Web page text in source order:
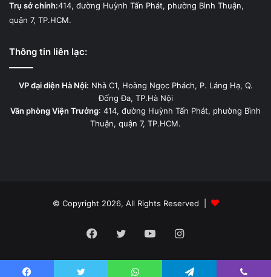
Trụ sở chính:414, đường Huỳnh Tấn Phát, phường Bình Thuận,
quận 7, TP.HCM.
Thông tin liên lạc:
VP đại diện Hà Nội: Nhà C1, Hoàng Ngọc Phách, P. Láng Hạ, Q.
Đống Đa, TP.Hà Nội
Văn phòng Viện Trưởng: 414, đường Huỳnh Tấn Phát, phường Bình
Thuận, quận 7, TP.HCM.
© Copyright 2026, All Rights Reserved |
Facebook
Twitter YouTubeInstagram